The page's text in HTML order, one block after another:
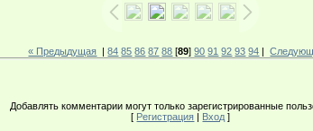
« Предыдущая |84 85 86 87 88 [89]90 91 92 93 94 |
Добавлять комментарии могут только зарегистрированные
[ Регистрация | Вход ]